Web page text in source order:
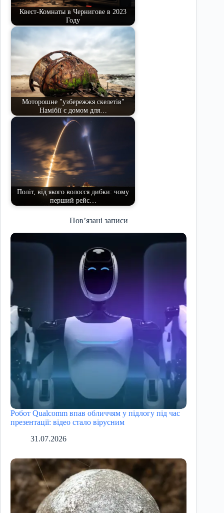
Квест-Комнаты в Чернигове в 2023
Году
Моторошне "узбережжя скелетів"
Намібії є домом для…
Політ, від якого волосся дибки: чому
перший рейс…
Пов’язані записи
Робот Qualcomm впав обличчям у підлогу під час
презентації: відео стало вірусним
31.07.2026